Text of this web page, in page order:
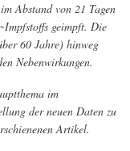
Abstand von 21 Tagen
Impfstoffs geimpft. Die
60 Jahre) hinweg
Nebenwirkungen.
im
der neuen Daten zu
Artikel.